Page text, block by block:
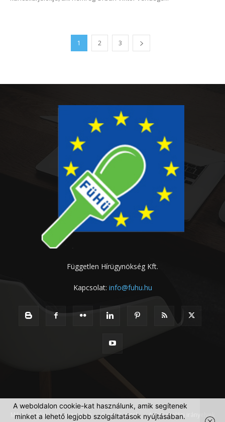
1 2 3
Független Hírügynökség Kft.
Kapcsolat: info@fuhu.hu
Médiaajánlat Impresszum Szerzői jogok Adatkezelési irányelvek
A weboldalon cookie-kat használunk, amik segítenek
minket a lehető legjobb szolgáltatások nyújtásában.